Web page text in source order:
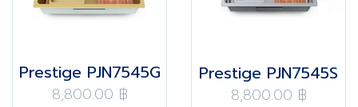
Prestige PJN7545G
8,800.00 ฿
Prestige PJN7545S
8,800.00 ฿